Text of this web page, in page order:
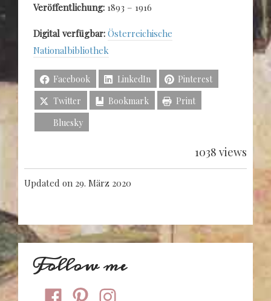
Veröffentlichung: 1893 – 1916
Digital verfügbar: Österreichische
Nationalbibliothek
Facebook LinkedIn
Pinterest
Twitter
Bookmark
Print
Bluesky
1038 views
Updated on 29. März 2020
Follow me
facebookpinterestinstagram